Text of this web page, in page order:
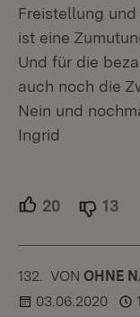
Freistellung
ist eine
Und für die
auch noch die
Nein und
Ingrid
20 13
132. KOMMENTAR
VON :OHNE
03.06.2020